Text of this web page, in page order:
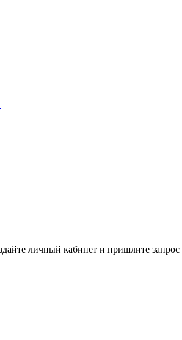
личный кабинет и пришлите